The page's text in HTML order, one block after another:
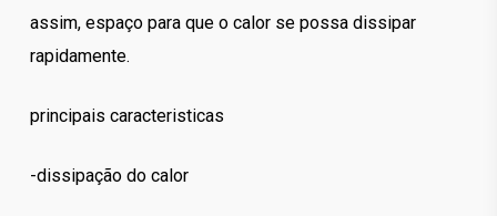
assim, espaço para que o calor se possa dissipar
rapidamente.
principais caracteristicas
-dissipação do calor